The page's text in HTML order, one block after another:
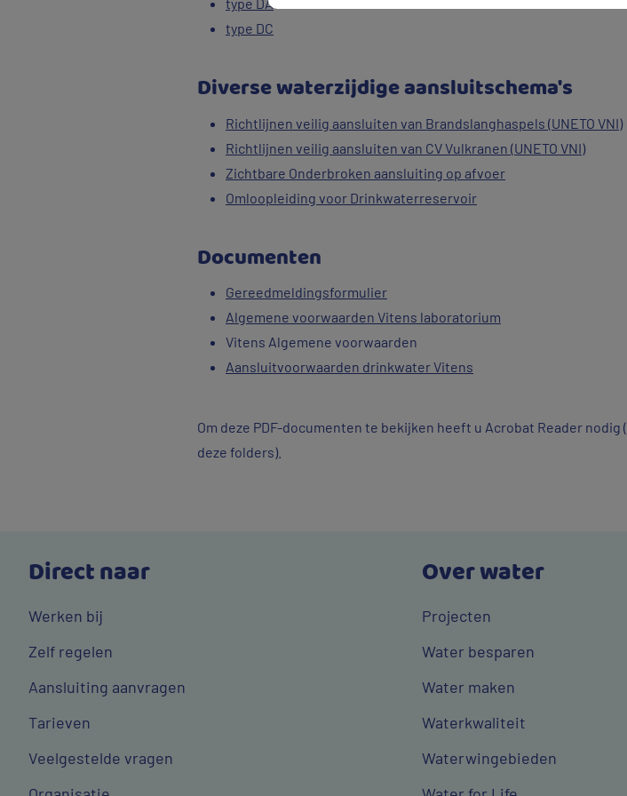
type DC
Diverse waterzijdige aansluitschema's
Richtlijnen veilig aansluiten van Brandslanghaspels (UNETO VNI)
Richtlijnen veilig aansluiten van CV Vulkranen (UNETO VNI)
Zichtbare Onderbroken aansluiting op afvoer
Omloopleiding voor Drinkwaterreservoir
Documenten
Gereedmeldingsformulier
Algemene voorwaarden Vitens laboratorium
Vitens Algemene voorwaarden
Aansluitvoorwaarden drinkwater Vitens
Om deze PDF-documenten te bekijken heeft u Acrobat Reader nodig (
deze folders).
Direct naar
Werken bij
Zelf regelen
Aansluiting aanvragen
Tarieven
Veelgestelde vragen
Over water
Projecten
Water besparen
Water maken
Waterkwaliteit
Waterwingebieden